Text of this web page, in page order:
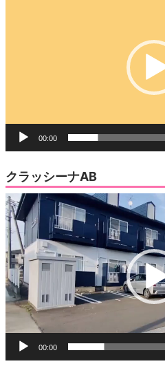
00:00
クラッシーナAB
動
画
プ
レ
ー
ヤ
ー
00:00